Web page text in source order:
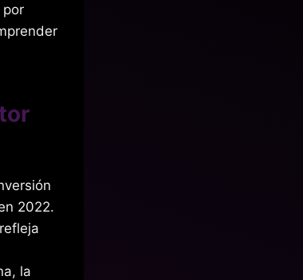
por
2022.
la